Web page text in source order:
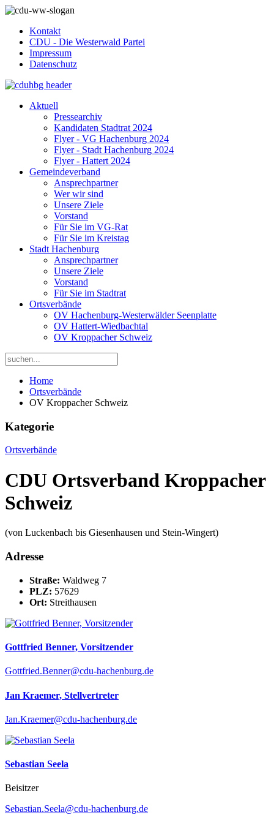
Kontakt
CDU - Die Westerwald Partei
Impressum
Datenschutz
Aktuell
Pressearchiv
Kandidaten Stadtrat 2024
Flyer - VG Hachenburg 2024
Flyer - Stadt Hachenburg 2024
Flyer - Hattert 2024
Gemeindeverband
Ansprechpartner
Wer wir sind
Unsere Ziele
Vorstand
Für Sie im VG-Rat
Für Sie im Kreistag
Stadt Hachenburg
Ansprechpartner
Unsere Ziele
Vorstand
Für Sie im Stadtrat
Ortsverbände
OV Hachenburg-Westerwälder Seenplatte
OV Hattert-Wiedbachtal
OV Kroppacher Schweiz
Home
Ortsverbände
OV Kroppacher Schweiz
Kategorie
Ortsverbände
CDU Ortsverband Kroppacher
Schweiz
(von Luckenbach bis Giesenhausen und Stein-Wingert)
Adresse
Straße: Waldweg 7
PLZ: 57629
Ort: Streithausen
Gottfried Benner, Vorsitzender
Gottfried.Benner@cdu-hachenburg.de
Jan Kraemer, Stellvertreter
Jan.Kraemer@cdu-hachenburg.de
Sebastian Seela
Beisitzer
Sebastian.Seela@cdu-hachenburg.de